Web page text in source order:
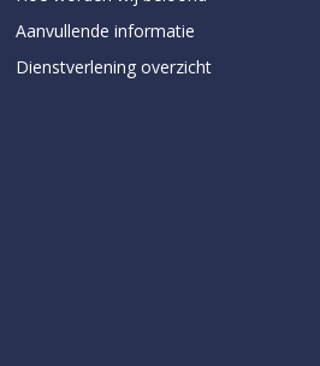
Aanvullende informatie
Dienstverlening overzicht